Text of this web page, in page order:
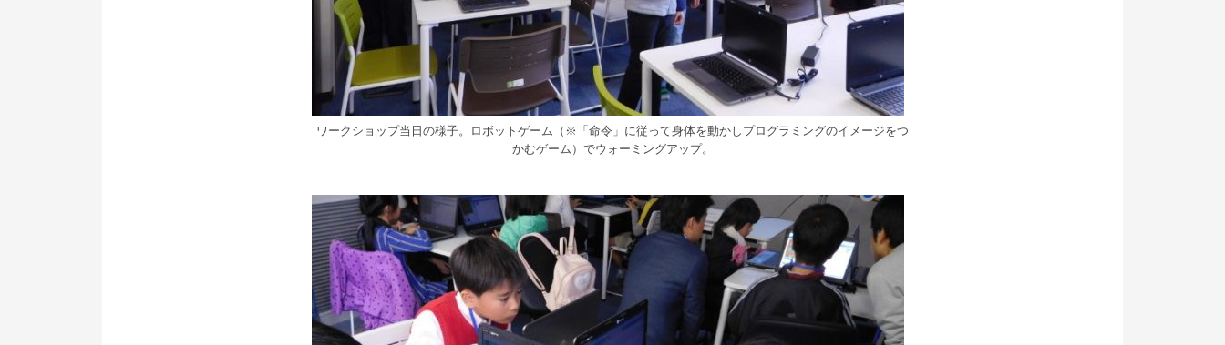
ワークショップ当日の様子。ロボットゲーム（※「命令」に従って身体を動かしプログラミングのイメージをつ
かむゲーム）でウォーミングアップ。